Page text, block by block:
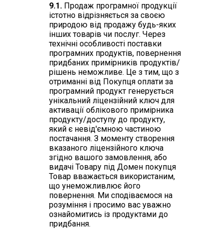
9.1. Продаж програмної продукції
істотно відрізняється за своєю
природою від продажу будь-яких
інших товарів чи послуг. Через
технічні особливості поставки
програмних продуктів, повернення
придбаних примірників продуктів/
рішень неможливе. Це з тим, що з
отриманні від Покупця оплати за
програмний продукт генерується
унікальний ліцензійний ключ для
активації облікового примірника
продукту/доступу до продукту,
який є невід'ємною частиною
постачання. З моменту створення
вказаного ліцензійного ключа
згідно вашого замовлення, або
видачі Товару під Домен покупця
Товар вважається використаним,
що унеможливлює його
повернення. Ми сподіваємося на
розуміння і просимо вас уважно
ознайомитись із продуктами до
придбання.